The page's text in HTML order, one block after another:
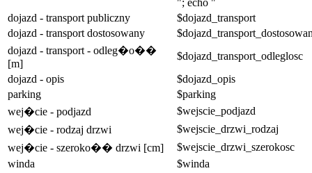
dojazd - transport publiczny
$dojazd_transport
dojazd - transport dostosowany
dojazd - transport - odleg�o��
[m]
$dojazd_transport_odleglosc
dojazd - opis
$dojazd_opis
parking
$parking
wej�cie - podjazd
$wejscie_podjazd
wej�cie - rodzaj drzwi
$wejscie_drzwi_rodzaj
wej�cie - szeroko�� drzwi [cm]
$wejscie_drzwi_szerokosc
winda
$winda